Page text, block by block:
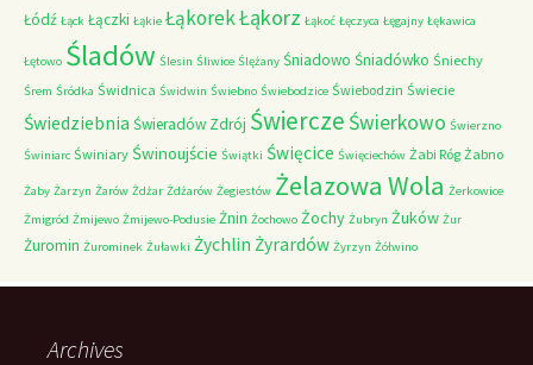
Łódź Łąck Łączki Łąkie ŁąkorekŁąkorz Łąkoć Łęczyca Łęgajny Łękawica
Łętowo Śladów Ślesin Śliwice Ślężany Śniadowo Śniadówko Śniechy
Śrem Śródka Świdnica Świdwin Świebno Świebodzice Świebodzin Świecie
Świedziebnia Świeradów Zdrój Świercze Świerkowo Świerzno
Świniarc Świniary Świnoujście Świątki Święcice Święciechów Żabi Róg Żabno
Żaby Żarzyn Żarów Żdżar Żdżarów Żegiestów Żelazowa Wola Żerkowice
Żmigród Żmijewo Żmijewo-Podusie Żnin Żochowo Żochy Żubryn Żuków Żur
Żuromin Żurominek Żuławki Żychlin Żyrardów Żyrzyn Żółwino
Archives